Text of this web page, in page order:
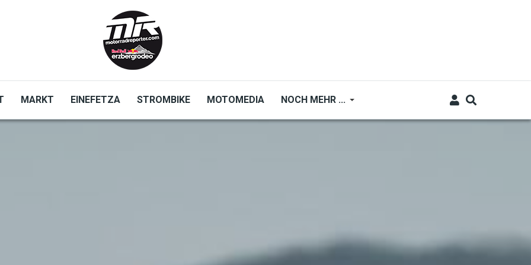
MARKT EINEFETZA STROMBIKE MOTOMEDIA NOCH MEHR ...